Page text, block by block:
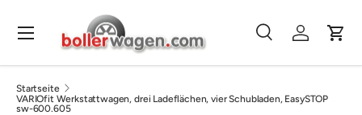
Direkt zum Inhalt
Suchen
SucheEinloggen
Menü
Startseite
VARIOfit Werkstattwagen, drei Ladeflächen, vier Schubladen, EasySTOP
sw-600.605